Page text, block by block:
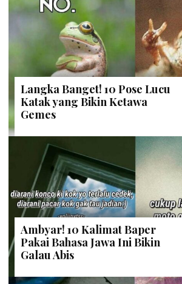
Langka Banget! 10 Pose Lucu
Katak yang Bikin Ketawa
Gemes
Ambyar! 10 Kalimat Baper
Pakai Bahasa Jawa Ini Bikin
Galau Abis